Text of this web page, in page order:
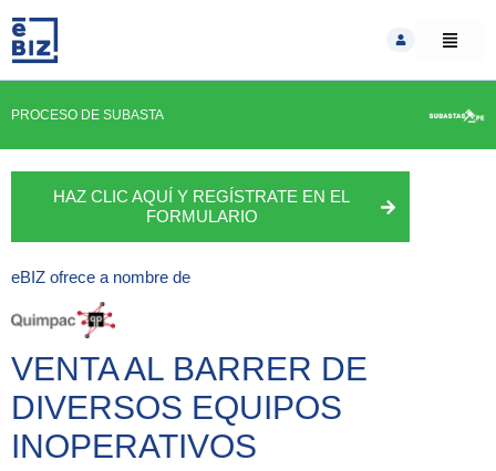
content
PROCESO DE SUBASTA
HAZ CLIC AQUÍ Y REGÍSTRATE EN EL
FORMULARIO
eBIZ ofrece a nombre de
VENTA AL BARRER DE
DIVERSOS EQUIPOS
INOPERATIVOS